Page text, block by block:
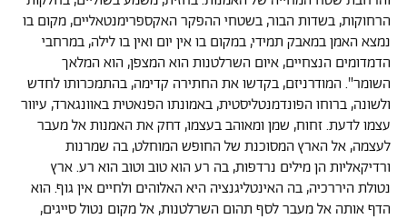
הרחוקות, בשדות הבור, בשטחי ההפקר האקספרימנטאליים, מקום בו
נמצא האמן במאבק תמידי, במקום בו אין יום ואין בו לילה, במרחבי
הדמדומים הנצחיים, איום השרלטנות הוא המצפן, הוא המלאך
השומר". המודרניזם, בקדשו את החתירה קדימה, בהתמכרותו לחדש
ולשונה, ברוחו הפונדמנטליסטית, באמונתו הפנאטית באוונגארד, עיוור
עצמו לדעת. זחוח, שמן ומאוהב בעצמו, דחק את האמנות אל מעבר
לעצמה, אל הארץ המסוכנת של החופש המוחלט, בה שמרנות
ורדיקאליות הן מילים נרדפות, בה רע הוא טוב וטוב הוא רע. ארץ
נטולת היררכיה, בה האינטליגנציה היא האלוהים ולחיים אין גוף. הוא
הדף אותה אל מעבר לסף תהום השרלטנות, אל מקום נטול סייגים,